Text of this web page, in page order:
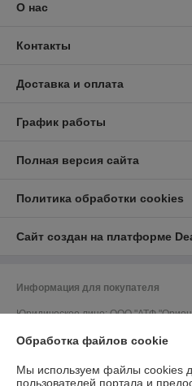
О нас
Контакты
Доставка и оплата
График работы
Полная версия сайта
Политика обработки cookies
Сайт создан на платформе
Информация для покупателя
Юридическое лицо:ООО "АТФ
УНП: 700033502
Обработка файлов cookie
Мы используем файлы cookies
пользователей портала и